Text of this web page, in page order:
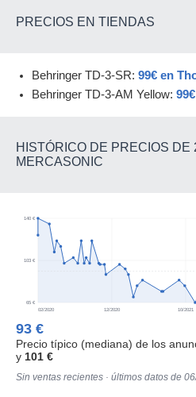
PRECIOS EN TIENDAS
Behringer TD-3-SR: 99€ en
Behringer TD-3-AM Yellow:
HISTÓRICO DE PRECIOS DE
MERCASONIC
65 €
103 €
140 €
02/2020 12/2020 10/2021
93 €
Precio típico (mediana) de los
y 101 €
Sin ventas recientes · últimos datos de